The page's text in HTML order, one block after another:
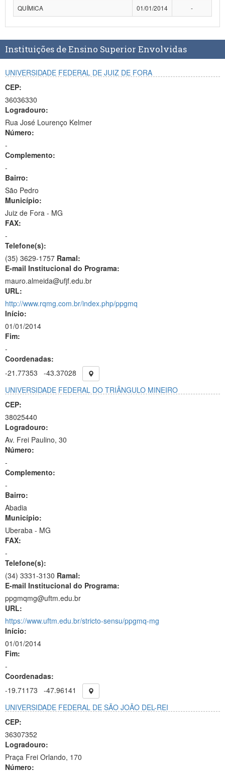
Banco Central do Brasil
QUÍMICA
01/01/2014 -
Instituições de Ensino Superior Envolvidas
UNIVERSIDADE FEDERAL DE JUIZ DE FORA
CEP:
36036330
Logradouro:
Rua José Lourenço Kelmer
Número:
-
Complemento:
-
Bairro:
São Pedro
Município:
Juiz de Fora - MG
FAX:
-
Telefone(s):
(35) 3629-1757 Ramal:
E-mail Institucional do Programa:
mauro.almeida@ufjf.edu.br
URL:
http://www.rqmg.com.br/index.php/ppgmq
Início:
01/01/2014
Fim:
-
Coordenadas:
-21.77353
-43.37028
UNIVERSIDADE FEDERAL DO TRIÂNGULO MINEIRO
CEP:
38025440
Logradouro:
Av. Frei Paulino, 30
Número:
-
Complemento:
-
Bairro:
Abadia
Município:
Uberaba - MG
FAX:
-
Telefone(s):
(34) 3331-3130 Ramal:
E-mail Institucional do Programa:
ppgmqmg@uftm.edu.br
URL:
https://www.uftm.edu.br/stricto-sensu/ppgmq-mg
Início:
01/01/2014
Fim:
-
Coordenadas:
-19.71173
-47.96141
UNIVERSIDADE FEDERAL DE SÃO JOÃO DEL-REI
CEP:
36307352
Logradouro:
Praça Frei Orlando, 170
Número: